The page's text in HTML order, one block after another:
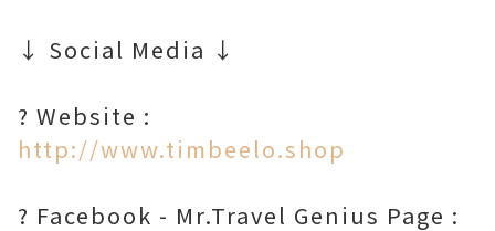
↓ Social Media ↓
http://www.timbeelo.shop